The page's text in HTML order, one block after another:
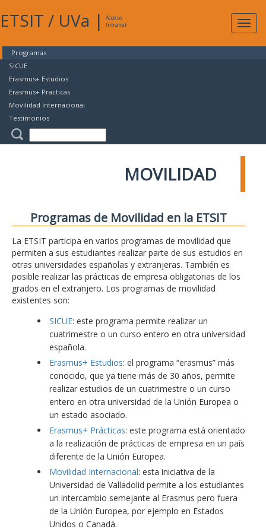
ETSIT / UVa |
Acceso
Intranet
Programas
SICUE
Erasmus+ Estudios
Erasmus+ Practicas
Movilidad Internacional
Testimonios
MOVILIDAD
Programas de Movilidad en la ETSIT
La ETSIT participa en varios programas de movilidad que
permiten a sus estudiantes realizar parte de sus estudios en
otras universidades españolas y extranjeras. También es
posible realizar las prácticas de empresa obligatorias de los
grados en el extranjero. Los programas de movilidad
existentes son:
SICUE: este programa permite realizar un
cuatrimestre o un curso entero en otra universidad
española.
Erasmus+ Estudios: el programa “erasmus” más
conocido, que ya tiene más de 30 años, permite
realizar estudios de un cuatrimestre o un curso
entero en otra universidad de la Unión Europea o
un estado asociado.
Erasmus+ Prácticas: este programa está orientado
a la realización de prácticas de empresa en un país
diferente de la Unión Europea.
Movilidad Internacional: esta iniciativa de la
Universidad de Valladolid permite a los estudiantes
un intercambio semejante al Erasmus pero fuera
de la Unión Europea, por ejemplo en Estados
Unidos o Canadá.